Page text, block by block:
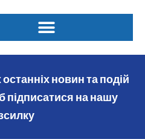
новин та подій
підписатися на нашу